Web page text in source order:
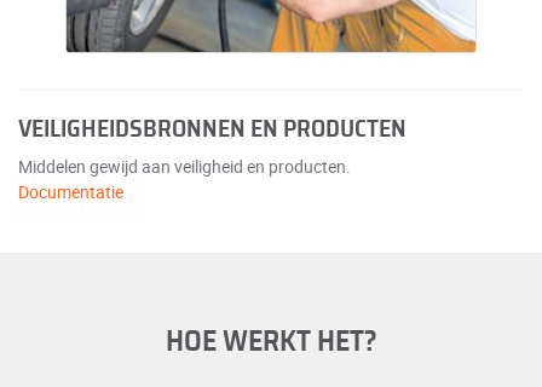
VEILIGHEIDSBRONNEN EN PRODUCTEN
Middelen gewijd aan veiligheid en producten.
Documentatie
HOE WERKT HET?